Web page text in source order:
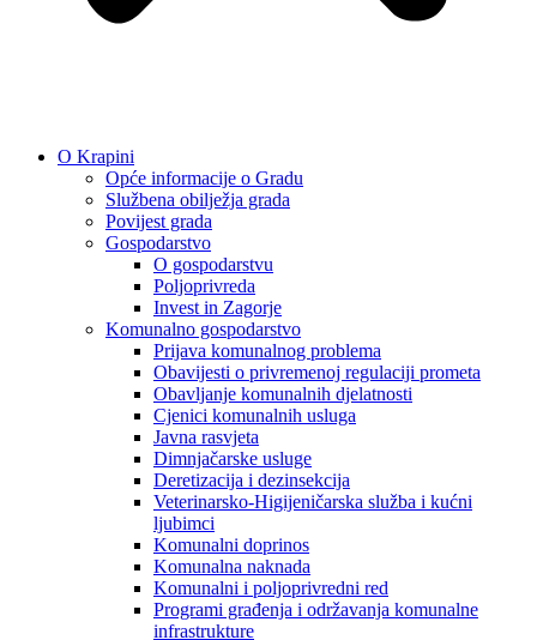
O Krapini
Opće informacije o Gradu
Službena obilježja grada
Povijest grada
Gospodarstvo
O gospodarstvu
Poljoprivreda
Invest in Zagorje
Komunalno gospodarstvo
Prijava komunalnog problema
Obavijesti o privremenoj regulaciji prometa
Obavljanje komunalnih djelatnosti
Cjenici komunalnih usluga
Javna rasvjeta
Dimnjačarske usluge
Deretizacija i dezinsekcija
Veterinarsko-Higijeničarska služba i kućni
ljubimci
Komunalni doprinos
Komunalna naknada
Komunalni i poljoprivredni red
Programi građenja i održavanja komunalne
infrastrukture